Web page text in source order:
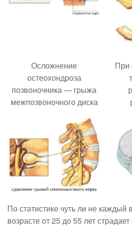
Осложнение
остеохондроза
позвоночника — грыжа
межпозвоночного диска
При
По статистике чуть ли не каждый
возрасте от 25 до 55 лет